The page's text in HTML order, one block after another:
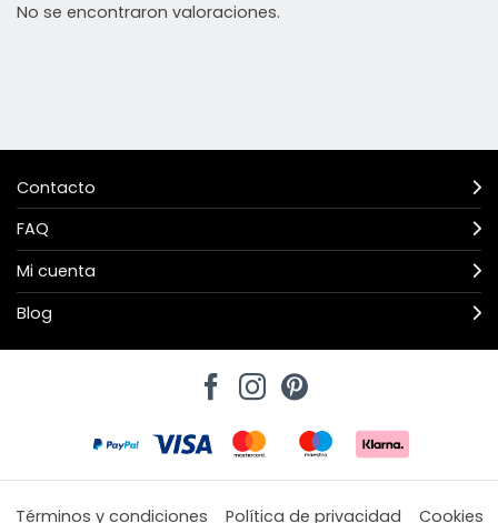
No se encontraron valoraciones.
Contacto
FAQ
Mi cuenta
Blog
Términos y condiciones Política de privacidad Cookies